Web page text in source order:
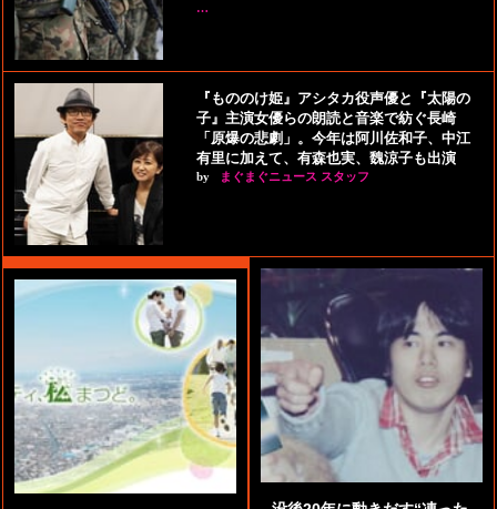
…
『もののけ姫』アシタカ役声優と『太陽の
子』主演女優らの朗読と音楽で紡ぐ長崎
「原爆の悲劇」。今年は阿川佐和子、中江
有里に加えて、有森也実、魏涼子も出演
by まぐまぐニュース スタッフ